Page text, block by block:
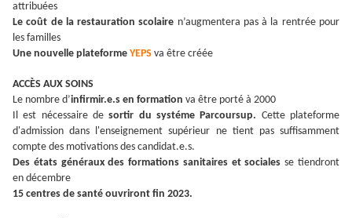
attribuées
Le coût de la restauration scolaire n’augmentera pas à la rentrée pour
les familles
Une nouvelle plateforme YEPS va être créée
ACCÈS AUX SOINS
Le nombre d’infirmir.e.s en formation va être porté à 2000
Il est nécessaire desortir du systéme Parcoursup. Cette plateforme
d'admission dans l'enseignement supérieur ne tient pas suffisamment
compte des motivations des candidat.e.s.
Des états généraux des formations sanitaires et socialesse tiendront
en décembre
15 centres de santé ouvriront fin 2023.